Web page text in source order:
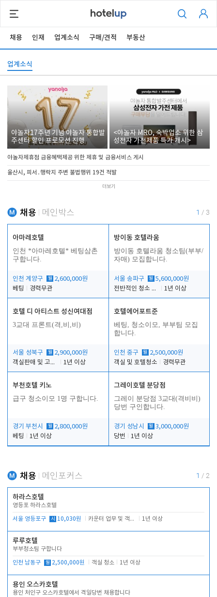
채용 인재 업계소식 구매/견적 부동산
업계소식
야놀자17주년 기념 야놀자 통합발
주센터 할인 프로모션 진행
<야놀자 MRO, 숙박업소 위한 삼
성전자 가전제품 특가 개시>
야놀자제휴점 금융혜택제공 위한 제휴 및 금융서비스 게시
울산시, 피서․행락지 주변 불법행위 19건 적발
더보기
채용 메인박스 1 / 3
아마레호텔
인천 *아마레호텔* 베팅삼촌
구합니다.
인천 계양구 월 2,600,000원
베팅
경력무관
방이동 호텔라움
방이동 호텔라움 청소팀(부부/
자매) 모집합니다.
서울 송파구 월 5,600,000원
전반적인 청소 업무(객실청소.객실정리)
1년 이상
호텔 디 아티스트 성신여대점
3교대 프론트(격,비,비)
서울 성북구 월 2,900,000원
객실판매 및 고객응대
1년 이상
호텔에어포트준
베팅, 청소이모, 부부팀 모집
합니다.
인천 중구 월 2,500,000원
객실 및 호텔청소
경력무관
부천호텔 키노
급구 청소이모 1명 구합니다.
경기 부천시 월 2,800,000원
베팅
1년 이상
그레이호텔 분당점
그레이 분당점 3교대(격비비)
당번 구인합니다.
경기 성남시 월 3,000,000원
당번
1년 이상
채용 메인포커스 1 / 2
하라스호텔
영등포 하라스호텔
서울 영등포구 시 10,030원 카운터 업무 및 객실관리(청소상태 확인, 객실판매) 1년 이상
루루호텔
부부청소팀 구합니다
인천 남동구 월 2,500,000원 객실 청소 1년 이상
용인 오스카호텔
용인 처인구 오스카호텔에서 격일당번 채용합니다